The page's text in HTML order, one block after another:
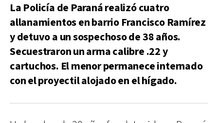
La Policía de Paraná realizó cuatro
allanamientos en barrio Francisco Ramírez
y detuvo a un sospechoso de 38 años.
Secuestraron un arma calibre .22 y
cartuchos. El menor permanece internado
con el proyectil alojado en el hígado.